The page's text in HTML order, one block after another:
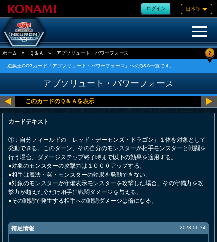
ログイン 日本語
ホーム » Ｑ＆Ａ » アブソリュート・パワーフォース ?
遊戯王OCGカード「アブソリュート・パワーフォース」へのQ&A一覧です。
アブソリュート・パワーフォース
カードテキスト
①：自分フィールドの「レッド・デーモンズ・ドラゴン」１体を対象として
発動できる。このターン、その自分のモンスターが相手モンスターと戦闘を
行う場合、ダメージステップ終了時まで以下の効果を適用する。
●対象のモンスターの攻撃力は１０００アップする。
●相手は魔法・罠・モンスターの効果を発動できない。
●対象のモンスターが守備表示モンスターを攻撃した場合、その守備力を攻
撃力が超えた分だけ相手に戦闘ダメージを与える。
●その戦闘で発生する相手への戦闘ダメージは倍になる。
補足情報 2023-06-24